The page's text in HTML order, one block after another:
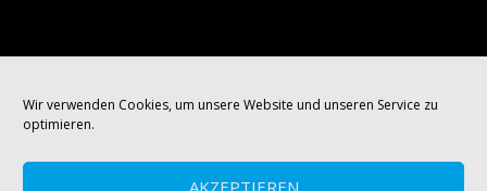
Wir verwenden Cookies, um unsere Website und unseren Service zu
optimieren.
AKZEPTIEREN